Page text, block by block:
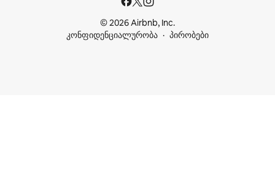
© 2026 Airbnb, Inc.
კონფიდენციალურობა
პირობები